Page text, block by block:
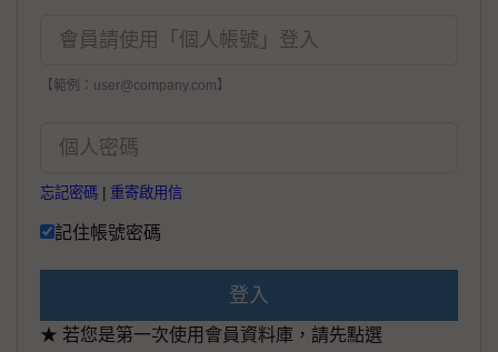
【範例：user@company.com】
忘記密碼 重寄啟用信
記住帳號密碼
登入
★ 若您是第一次使用會員資料庫，請先點選